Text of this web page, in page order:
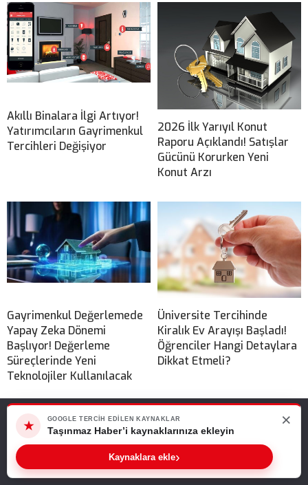
Akıllı Binalara İlgi Artıyor!
Yatırımcıların Gayrimenkul
Tercihleri Değişiyor
2026 İlk Yarıyıl Konut
Raporu Açıklandı! Satışlar
Gücünü Korurken Yeni
Konut Arzı
Gayrimenkul Değerlemede
Yapay Zeka Dönemi
Başlıyor! Değerleme
Süreçlerinde Yeni
Teknolojiler Kullanılacak
Üniversite Tercihinde
Kiralık Ev Arayışı Başladı!
Öğrenciler Hangi Detaylara
Dikkat Etmeli?
Web sitemizde size en iyi deneyimi sunabilmemiz için çerezleri
kullanıyoruz. Bu siteyi kullanmaya devam ederseniz, bunu kabul
ettiğinizi varsayarız.
Tamam
★
GOOGLE TERCIH EDILEN KAYNAKLAR
Taşınmaz Haber’i kaynaklarınıza ekleyin
Kaynaklara ekle›
×